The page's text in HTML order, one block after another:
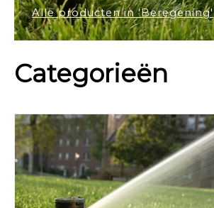
Alle producten in 'Beregening'
Categorieën